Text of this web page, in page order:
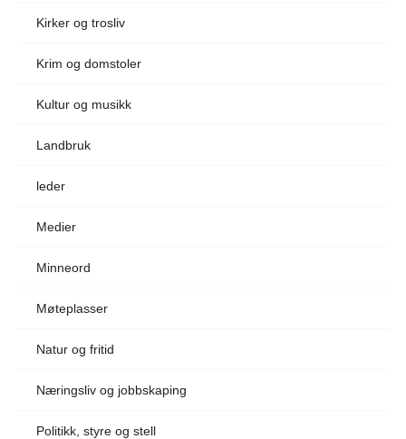
Kirker og trosliv
Krim og domstoler
Kultur og musikk
Landbruk
leder
Medier
Minneord
Møteplasser
Natur og fritid
Næringsliv og jobbskaping
Politikk, styre og stell